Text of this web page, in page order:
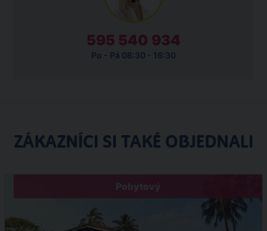
595 540 934
Po - Pá 08:30 - 16:30
ZÁKAZNÍCI SI TAKÉ OBJEDNALI
Pobytový